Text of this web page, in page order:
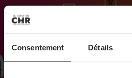
Consentement Détails
maison de